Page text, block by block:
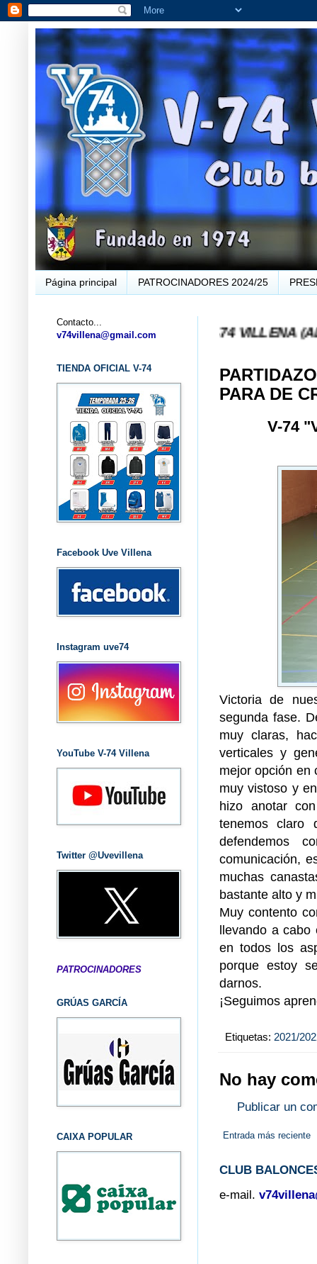
Página principal PATROCINADORES 2024/25
CLUB BALONCESTO V-74 VILLENA
PARA DE
V-74
Victoria de
segunda fase.
muy claras,
verticales y
mejor opción en
muy vistoso y
hizo anotar
tenemos claro
defendemos
comunicación,
muchas
bastante alto y
Muy contento
llevando a cabo
en todos los
porque estoy
darnos.
¡Seguimos
Etiquetas: 2021/
No hay
Publicar un
Entrada más reciente
CLUB
e-mail.
Contacto...
v74villena@gmail.com
TIENDA OFICIAL V-74
Facebook Uve Villena
Instagram uve74
YouTube V-74 Villena
Twitter @Uvevillena
PATROCINADORES
GRÚAS GARCÍA
CAIXA POPULAR